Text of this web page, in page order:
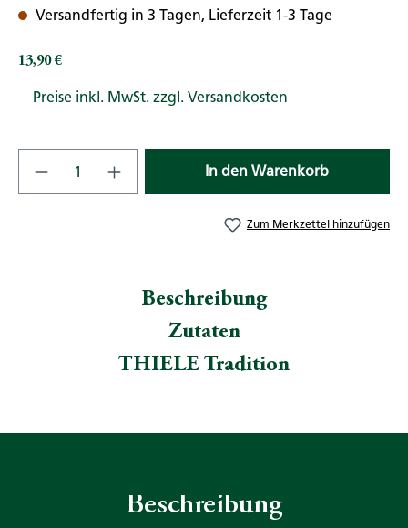
Versandfertig in 3 Tagen, Lieferzeit 1-3 Tage
Regulärer Preis:
13,90 €
Preise inkl. MwSt. zzgl. Versandkosten
Produkt Anzahl: Gib den gewünschten
In den Warenkorb
Zum Merkzettel hinzufügen
Beschreibung
Zutaten
THIELE Tradition
Beschreibung